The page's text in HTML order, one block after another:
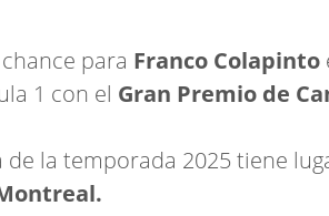
para Franco Colapinto
1 con el Gran Premio de
de la temporada 2025 tiene
.